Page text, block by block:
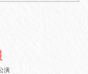
演